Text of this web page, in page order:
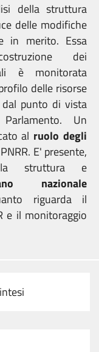
della struttura
delle modifiche
in merito. Essa
dei
è monitorata
delle risorse
dal punto di vista
Un
al ruolo degli
E' presente,
struttura e
nazionale
riguarda il
e il monitoraggio